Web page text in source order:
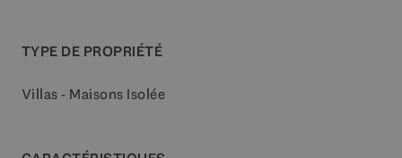
TYPE DE PROPRIÉTÉ
Villas - Maisons Isolée